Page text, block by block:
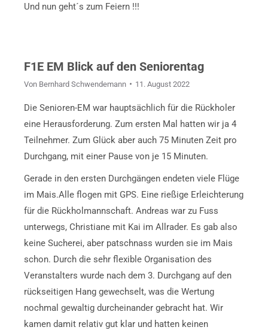
Und nun geht´s zum Feiern !!!
F1E EM Blick auf den Seniorentag
Von Bernhard Schwendemann 11. August 2022
Die Senioren-EM war hauptsächlich für die Rückholer
eine Herausforderung. Zum ersten Mal hatten wir ja 4
Teilnehmer. Zum Glück aber auch 75 Minuten Zeit pro
Durchgang, mit einer Pause von je 15 Minuten.
Gerade in den ersten Durchgängen endeten viele Flüge
im Mais.Alle flogen mit GPS. Eine rießige Erleichterung
für die Rückholmannschaft. Andreas war zu Fuss
unterwegs, Christiane mit Kai im Allrader. Es gab also
keine Sucherei, aber patschnass wurden sie im Mais
schon. Durch die sehr flexible Organisation des
Veranstalters wurde nach dem 3. Durchgang auf den
rückseitigen Hang gewechselt, was die Wertung
nochmal gewaltig durcheinander gebracht hat. Wir
kamen damit relativ gut klar und hatten keinen